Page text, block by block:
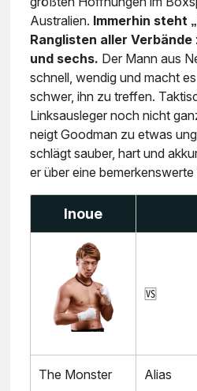
Australien. Immerhin steht
Ranglisten aller
und sechs. Der Mann aus
schnell, wendig und macht
schwer, ihn zu treffen.
Linksausleger noch nicht
neigt Goodman zu etwas
schlägt sauber, hart und
er über eine
Inoue
🆚
The Monster Alias